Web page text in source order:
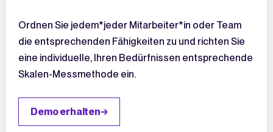
Ordnen Sie jedem*jeder Mitarbeiter*in oder Team
die entsprechenden Fähigkeiten zu und richten Sie
eine individuelle, Ihren Bedürfnissen entsprechende
Skalen-Messmethode ein.
Demo erhalten